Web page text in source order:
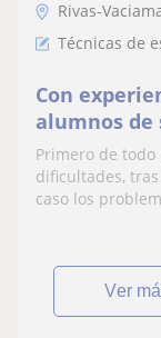
Rivas-
Técnicas de
Con
alumnos de
Primero de
dificultades,
caso los
ver